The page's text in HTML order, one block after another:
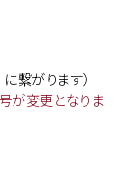
繋がります）
が変更となりま